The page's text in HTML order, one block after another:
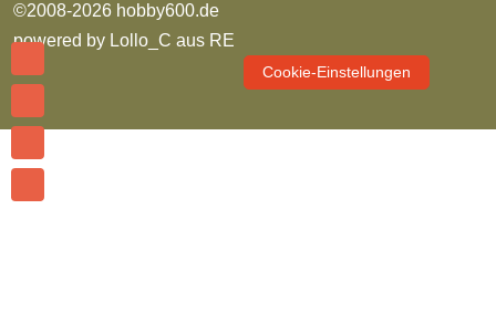
©2008-2026 hobby600.de
powered by Lollo_C aus RE
Cookie-Einstellungen